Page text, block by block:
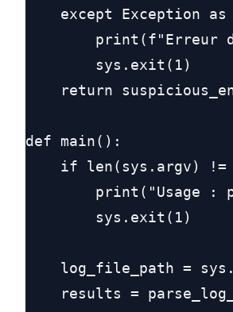
except Exception as
print(f"Erreur
        sys.exit(1)
return
def main():
if len(sys.argv) !=
print("Usage :
        sys.exit(1)
log_file_path =
results =